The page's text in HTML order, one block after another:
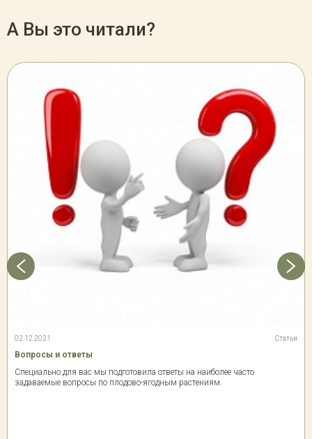
А Вы это читали?
02.12.2021 Статьи
Вопросы и ответы
Специально для вас мы подготовила ответы на наиболее часто
задаваемые вопросы по плодово-ягодным растениям.